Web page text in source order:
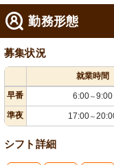
勤務形態
募集状況
就業時間
早番
6:00～9:00
準夜 17:00～
シフト詳細